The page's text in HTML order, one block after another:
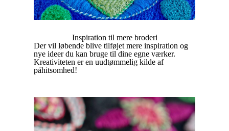
Inspiration til mere broderi
Der vil løbende blive tilføjet mere inspiration og
nye ideer du kan bruge til dine egne værker.
Kreativiteten er en uudtømmelig kilde af
påhitsomhed!